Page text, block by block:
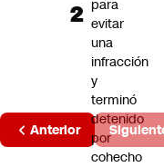
Página
3 de 3
Anterior
para
evitar
una
infracción
y
terminó
detenido
por
cohecho